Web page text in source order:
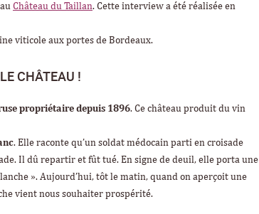
au Château du Taillan. Cette interview a été réalisée en
viticole aux portes de Bordeaux.
CHÂTEAU !
propriétaire depuis 1896. Ce château produit du vin
. Elle raconte qu’un soldat médocain parti en croisade
Il dû repartir et fût tué. En signe de deuil, elle porta une
». Aujourd’hui, tôt le matin, quand on aperçoit une
vient nous souhaiter prospérité.